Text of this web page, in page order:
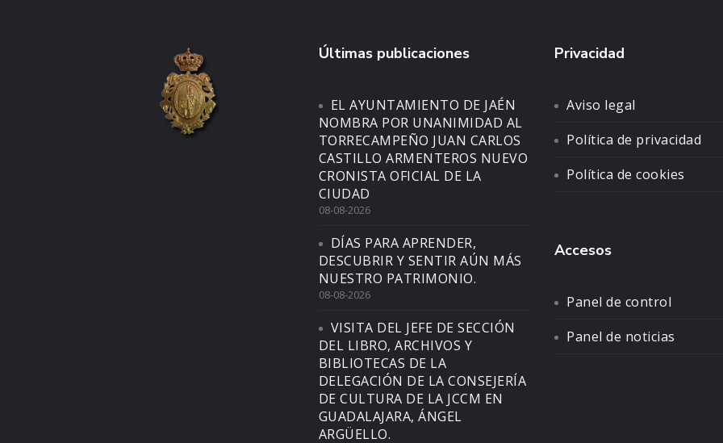
Últimas publicaciones
EL AYUNTAMIENTO DE JAÉN
NOMBRA POR UNANIMIDAD AL
TORRECAMPEÑO JUAN CARLOS
CASTILLO ARMENTEROS NUEVO
CRONISTA OFICIAL DE LA
CIUDAD
08-08-2026
DÍAS PARA APRENDER,
DESCUBRIR Y SENTIR AÚN MÁS
NUESTRO PATRIMONIO.
08-08-2026
VISITA DEL JEFE DE SECCIÓN
DEL LIBRO, ARCHIVOS Y
BIBLIOTECAS DE LA
DELEGACIÓN DE LA CONSEJERÍA
DE CULTURA DE LA JCCM EN
GUADALAJARA, ÁNGEL
ARGÜELLO.
Privacidad
Aviso legal
Política de privacidad
Política de cookies
Accesos
Panel de control
Panel de noticias